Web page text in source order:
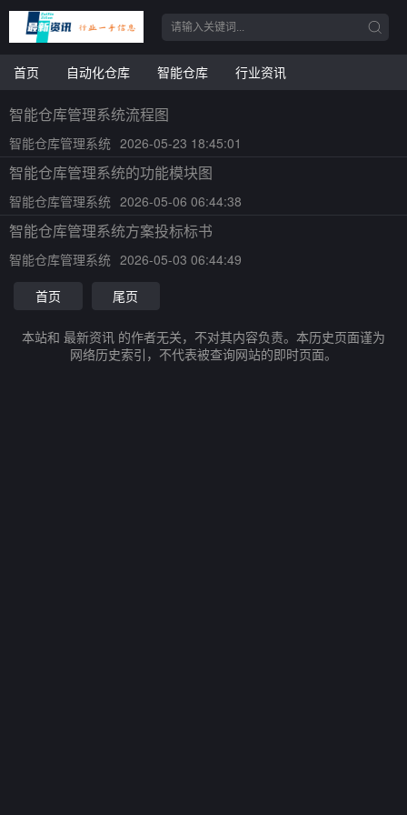
首页 自动化仓库 智能仓库 行业资讯
智能仓库管理系统流程图
智能仓库管理系统 2026-05-23 18:45:01
智能仓库管理系统的功能模块图
智能仓库管理系统 2026-05-06 06:44:38
智能仓库管理系统方案投标标书
智能仓库管理系统 2026-05-03 06:44:49
首页
尾页
本站和 最新资讯 的作者无关，不对其内容负责。本历史页面谨为
网络历史索引，不代表被查询网站的即时页面。